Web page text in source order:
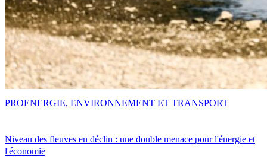
Niveau des fleuves en déclin : une double menace pour l'énergie et
l'économie
PROENERGIE, ENVIRONNEMENT ET TRANSPORT